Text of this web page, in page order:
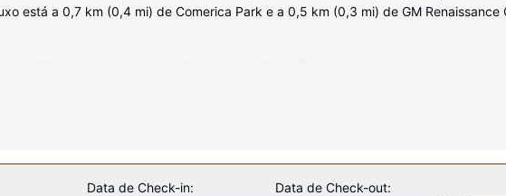
está a 0,7 km (0,4 mi) de Comerica Park e a 0,5 km (0,3 mi) de GM Renaissance
a uma seleção de canais por cabo. As casas de banho estão equipadas com uma
às atrações do local graças ao autocarro grátis do hotel, que opera num raio de
Data de Check-in: Data de Check-out: